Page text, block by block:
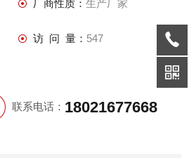
厂商性质： 生产厂家
访 问 量： 547
联系电话： 18021677668